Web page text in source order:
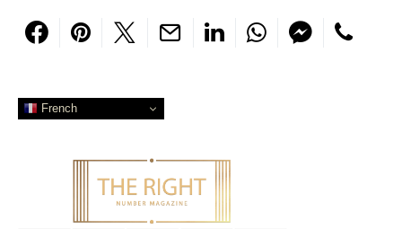
French